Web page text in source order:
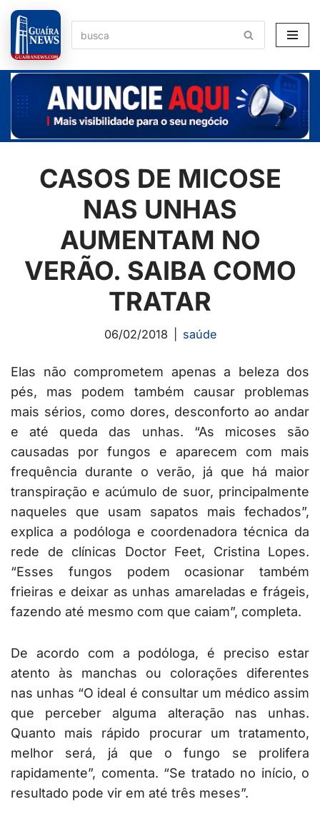
Pular
para
o
conteúdo
CASOS DE MICOSE
NAS UNHAS
AUMENTAM NO
VERÃO. SAIBA COMO
TRATAR
06/02/2018 saúde
Elas não comprometem apenas a beleza dos
pés, mas podem também causar problemas
mais sérios, como dores, desconforto ao andar
e até queda das unhas. “As micoses são
causadas por fungos e aparecem com mais
frequência durante o verão, já que há maior
transpiração e acúmulo de suor, principalmente
naqueles que usam sapatos mais fechados”,
explica a podóloga e coordenadora técnica da
rede de clínicas Doctor Feet, Cristina Lopes.
“Esses fungos podem ocasionar também
frieiras e deixar as unhas amareladas e frágeis,
fazendo até mesmo com que caiam”, completa.
De acordo com a podóloga, é preciso estar
atento às manchas ou colorações diferentes
nas unhas “O ideal é consultar um médico assim
que perceber alguma alteração nas unhas.
Quanto mais rápido procurar um tratamento,
melhor será, já que o fungo se prolifera
rapidamente”, comenta. “Se tratado no início, o
resultado pode vir em até três meses”.